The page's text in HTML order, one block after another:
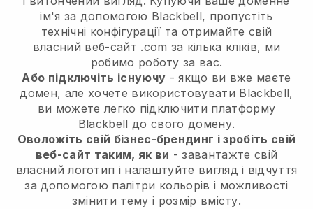
ім'я за допомогою Blackbell, пропустіть
технічні конфігурації та отримайте свій
власний веб-сайт .com за кілька кліків, ми
робимо роботу за вас.
Або підключіть існуючу - якщо ви вже маєте
домен, але хочете використовувати Blackbell,
ви можете легко підключити платформу
Blackbell до свого домену.
Оволожіть свій бізнес-брендинг і зробіть свій
веб-сайт таким, як ви - завантажте свій
власний логотип і налаштуйте вигляд і відчуття
за допомогою палітри кольорів і можливості
змінити тему і розмір вмісту.